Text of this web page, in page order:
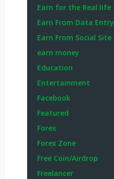
Earn for the Real life
Earn From Data Entry
Earn From Social Site
earn money
Education
Entertainment
Facebook
Featured
Forex
Forex Zone
Free Coin/Airdrop
Freelancer